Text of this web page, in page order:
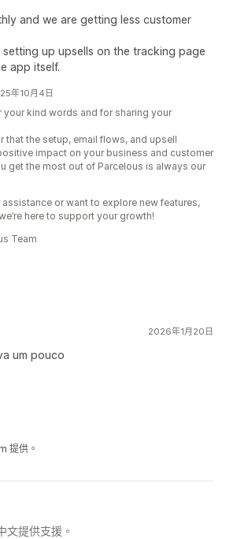
and we are getting less customer
up upsells on the tracking page
app itself.
年10月4日
your kind words and for sharing your
that the setup, email flows, and upsell
impact on your business and customer
get the most out of Parcelous is always our
assistance or want to explore new features,
here to support your growth!
Team
2026年1月20日
um pouco
提供。
文提供支援。